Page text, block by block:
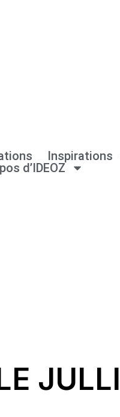
Inspirations
d’IDEOZ